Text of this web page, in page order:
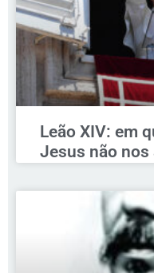
Leão XIV: em
Jesus não nos